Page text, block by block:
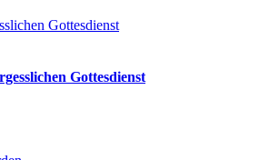
Gottesdienst